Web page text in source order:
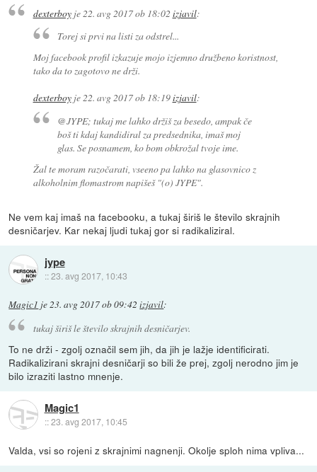
dexterboyje 22. avg 2017 ob 18:02 izjavil:
Torej si prvi na listi za odstrel...
Moj facebook profil izkazuje mojo izjemno družbeno koristnost,
tako da to zagotovo ne drži.
dexterboyje22. avg 2017 ob 18:19izjavil:
@JYPE; tukaj me lahko držiš za besedo, ampak če
boš ti kdaj kandidiral za predsednika, imaš moj
glas. Se posnamem, ko bom obkrožal tvoje ime.
Žal te moram razočarati, vseeno pa lahko na glasovnico z
alkoholnim flomastrom napišeš "(o) JYPE".
Ne vem kaj imaš na facebooku, a tukaj širiš le število skrajnih
desničarjev. Kar nekaj ljudi tukaj gor si radikaliziral.
jype
::23. avg 2017, 10:43
Magic1 je23. avg 2017 ob 09:42 izjavil:
tukaj širiš le število skrajnih desničarjev.
To ne drži - zgolj označil sem jih, da jih je lažje identificirati.
Radikalizirani skrajni desničarji so bili že prej, zgolj nerodno jim je
bilo izraziti lastno mnenje.
Magic1
::23. avg 2017, 10:45
Valda, vsi so rojeni z skrajnimi nagnenji. Okolje sploh nima vpliva...